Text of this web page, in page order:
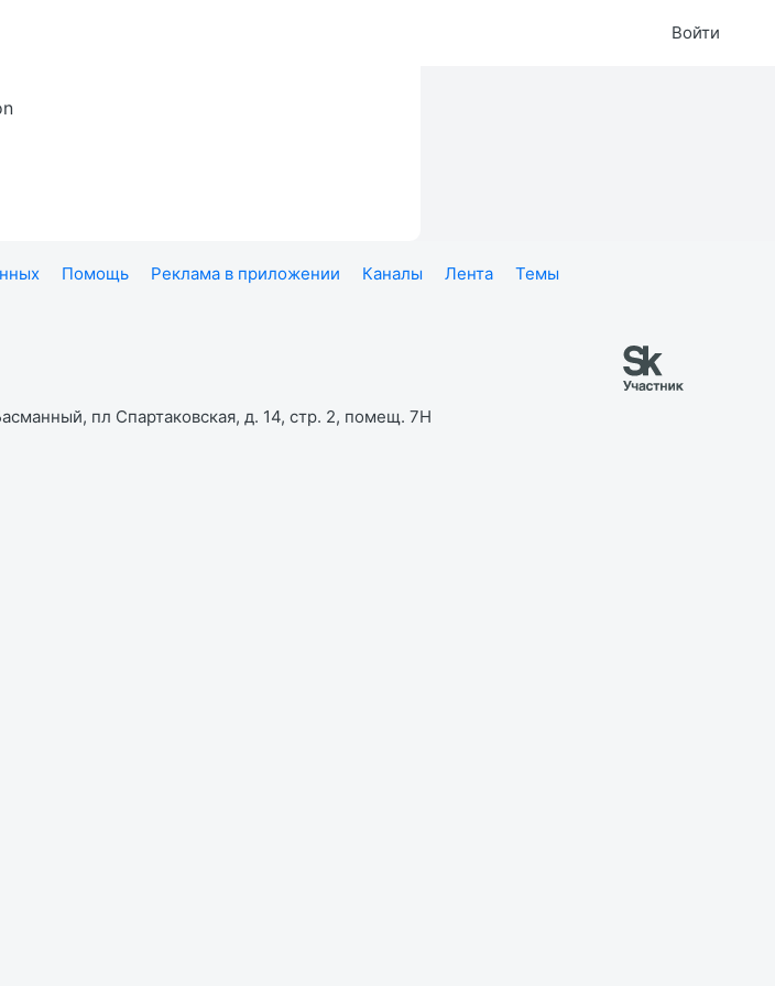
Войти
Помощь Реклама в приложении Каналы Лента
Темы
пл Спартаковская, д. 14, стр. 2, помещ. 7Н